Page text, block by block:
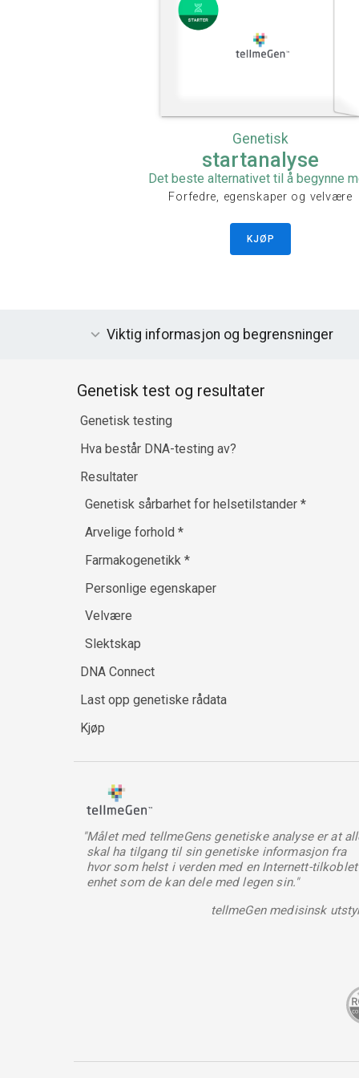
Genetisk
startanalyse
Det beste alternativet til å begynne
Forfedre, egenskaper og velvære
KJØP
Viktig informasjon og begrensninger
Genetisk test og resultater
Genetisk testing
Hva består DNA-testing av?
Resultater
Genetisk sårbarhet for helsetilstander *
Arvelige forhold *
Farmakogenetikk *
Personlige egenskaper
Velvære
Slektskap
DNA Connect
Last opp genetiske rådata
Kjøp
"Målet med tellmeGens genetiske analyse er at
skal ha tilgang til sin genetiske informasjon fra
hvor som helst i verden med en Internett-tilkoblet
enhet som de kan dele med legen sin."
tellmeGen medisinsk